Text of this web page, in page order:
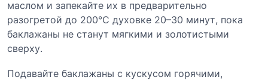
маслом и запекайте их в предварительно
разогретой до 200°C духовке 20–30 минут, пока
баклажаны не станут мягкими и золотистыми
сверху.
Подавайте баклажаны с кускусом горячими,